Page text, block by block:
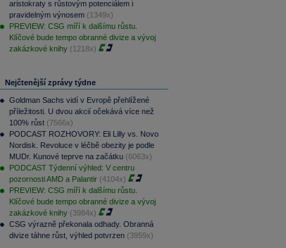
aristokraty s růstovým potenciálem i
pravidelným výnosem (1349x)
PREVIEW: CSG míří k dalšímu růstu.
Klíčové bude tempo obranné divize a vývoj
zakázkové knihy (1218x)
Nejčtenější zprávy týdne
Goldman Sachs vidí v Evropě přehlížené
příležitosti. U dvou akcií očekává více než
100% růst (7566x)
PODCAST ROZHOVORY: Eli Lilly vs. Novo
Nordisk. Revoluce v léčbě obezity je podle
MUDr. Kunové teprve na začátku (6063x)
PODCAST Týdenní výhled: V centru
pozornosti AMD a Palantir (4104x)
PREVIEW: CSG míří k dalšímu růstu.
Klíčové bude tempo obranné divize a vývoj
zakázkové knihy (3984x)
CSG výrazně překonala odhady. Obranná
divize táhne růst, výhled potvrzen (3959x)